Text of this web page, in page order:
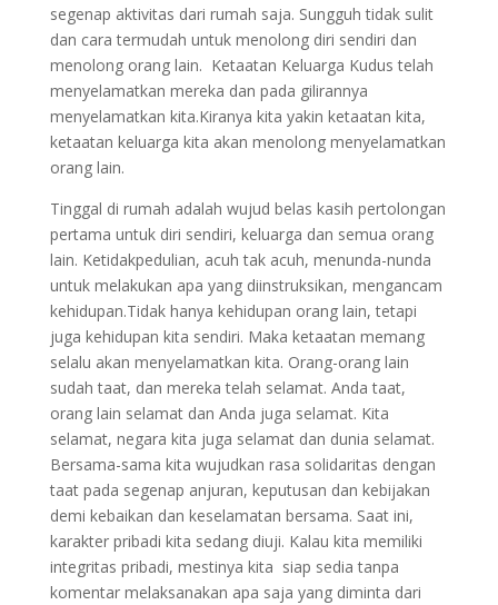
segenap aktivitas dari rumah saja. Sungguh tidak sulit
dan cara termudah untuk menolong diri sendiri dan
menolong orang lain. Ketaatan Keluarga Kudus telah
menyelamatkan mereka dan pada gilirannya
menyelamatkan kita.Kiranya kita yakin ketaatan kita,
ketaatan keluarga kita akan menolong menyelamatkan
orang lain.
Tinggal di rumah adalah wujud belas kasih pertolongan
pertama untuk diri sendiri, keluarga dan semua orang
lain. Ketidakpedulian, acuh tak acuh, menunda-nunda
untuk melakukan apa yang diinstruksikan, mengancam
kehidupan.Tidak hanya kehidupan orang lain, tetapi
juga kehidupan kita sendiri. Maka ketaatan memang
selalu akan menyelamatkan kita. Orang-orang lain
sudah taat, dan mereka telah selamat. Anda taat,
orang lain selamat dan Anda juga selamat. Kita
selamat, negara kita juga selamat dan dunia selamat.
Bersama-sama kita wujudkan rasa solidaritas dengan
taat pada segenap anjuran, keputusan dan kebijakan
demi kebaikan dan keselamatan bersama. Saat ini,
karakter pribadi kita sedang diuji. Kalau kita memiliki
integritas pribadi, mestinya kita siap sedia tanpa
komentar melaksanakan apa saja yang diminta dari